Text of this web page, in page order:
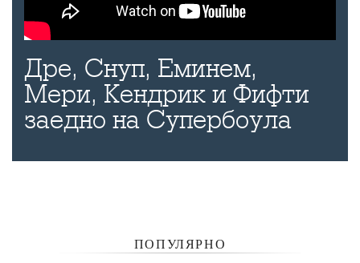
Дре, Снуп, Еминем,
Мери, Кендрик и Фифти
заедно на Супербоула
ПОПУЛЯРНО